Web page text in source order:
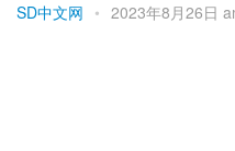
SD中文网 • 2023年8月26日